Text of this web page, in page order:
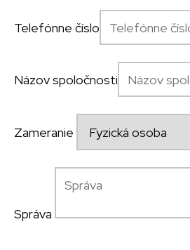
Telefónne číslo
Názov spoločnosti
Zameranie
Správa